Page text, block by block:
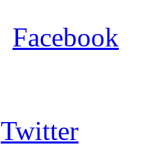
Facebook
Twitter